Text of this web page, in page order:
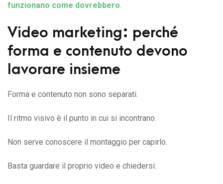
funzionano come dovrebbero.
Video marketing: perché
forma e contenuto devono
lavorare insieme
Forma e contenuto non sono separati.
Il ritmo visivo è il punto in cui si incontrano.
Non serve conoscere il montaggio per capirlo.
Basta guardare il proprio video e chiedersi: